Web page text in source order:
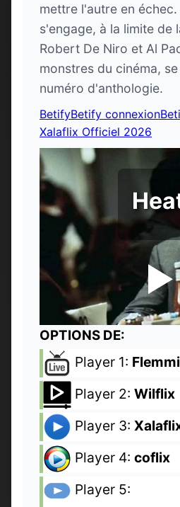
mettre l'autre en échec.
s'engage, à la limite de
Robert De Niro et Al
monstres du cinéma,
numéro d'anthologie.
BetifyBetify connexion
Xalaflix Officiel 2026
OPTIONS DE:
Player 1:
Player 2: Wilflix
Player 3:
Player 4: coflix
Player 5: